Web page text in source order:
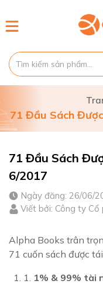
71 Đầu Sách
71 Đầu Sách
6/2017
Ngày đăng: 26/06/
Viết bởi: Công ty Cổ
Alpha Books trân
71 cuốn sách được
1. 1% & 99% tài